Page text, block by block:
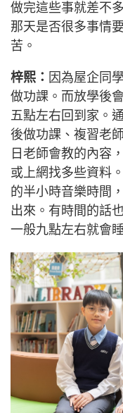
做完這些事就差不
那天是否很多事情
苦。
梓熙： 因為屋企同
做功課。而放學後
五點左右回到家。
後做功課、複習老
日老師會教的內容
或上網找多些資料
的半小時音樂時間
出來。有時間的話
一般九點左右就會